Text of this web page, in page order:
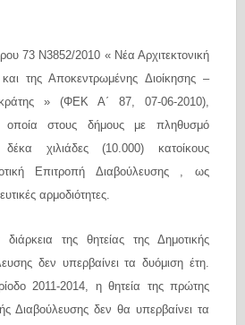
73 Ν3852/2010 « Νέα Αρχιτεκτονική
και της Αποκεντρωμένης Διοίκησης –
» (ΦΕΚ Α΄ 87, 07-06-2010),
στους δήμους με πληθυσμό
χιλιάδες (10.000) κατοίκους
Επιτροπή Διαβούλευσης , ως
αρμοδιότητες.
της θητείας της Δημοτικής
δεν υπερβαίνει τα δυόμιση έτη.
2011-2014, η θητεία της πρώτης
Διαβούλευσης δεν θα υπερβαίνει τα